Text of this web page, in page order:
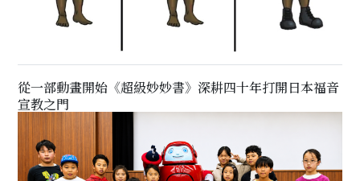
從一部動畫開始《超級妙妙書》深耕四十年打開日本福音
宣教之門